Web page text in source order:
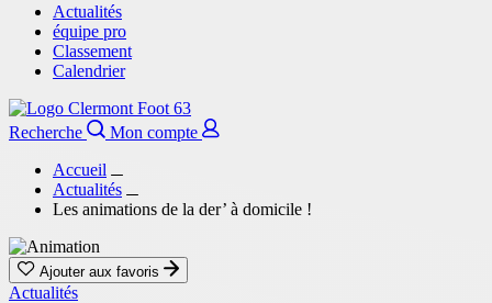
Actualités
équipe pro
Classement
Calendrier
Recherche
Mon compte
Accueil
Actualités
Les animations de la der’ à domicile !
Ajouter aux favoris
Actualités